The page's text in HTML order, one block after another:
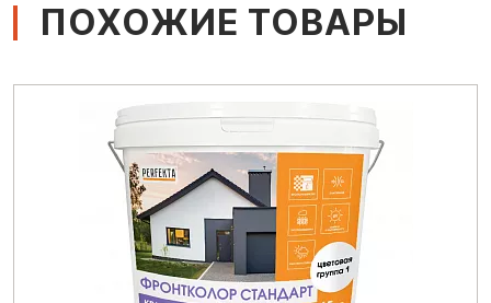
ПОХОЖИЕ ТОВАРЫ